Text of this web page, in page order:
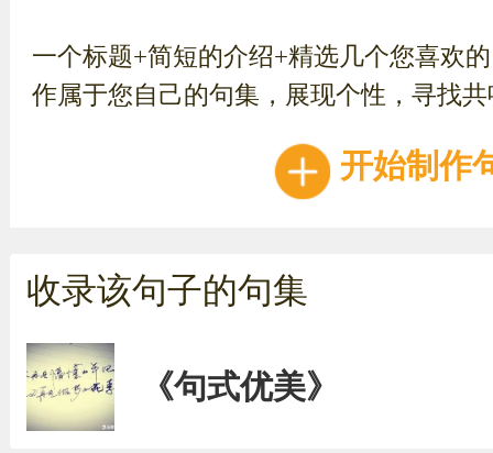
一个标题+简短的介绍+精选几个您喜欢
作属于您自己的句集，展现个性，寻找
开始制作
收录该句子的句集
《句式优美》